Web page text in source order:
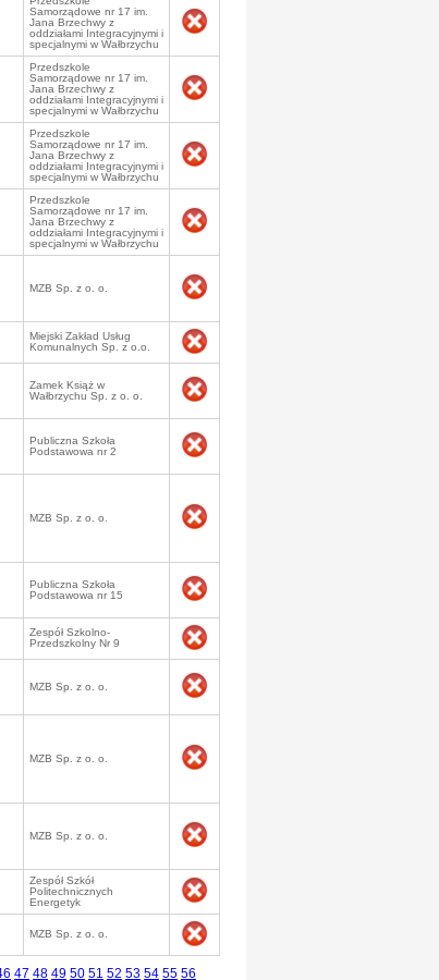
Samorządowe nr 17 im.
Jana Brzechwy z
oddziałami Integracyjnymi i
specjalnymi w Wałbrzychu
Przedszkole
Samorządowe nr 17 im.
Jana Brzechwy z
oddziałami Integracyjnymi i
specjalnymi w Wałbrzychu
Przedszkole
Samorządowe nr 17 im.
Jana Brzechwy z
oddziałami Integracyjnymi i
specjalnymi w Wałbrzychu
Przedszkole
Samorządowe nr 17 im.
Jana Brzechwy z
oddziałami Integracyjnymi i
specjalnymi w Wałbrzychu
MZB Sp. z o. o.
Miejski Zakład Usług
Komunalnych Sp. z o.o.
Zamek Książ w
Wałbrzychu Sp. z o. o.
Publiczna Szkoła
Podstawowa nr 2
MZB Sp. z o. o.
Publiczna Szkoła
Podstawowa nr 15
Zespół Szkolno-
Przedszkolny Nr 9
MZB Sp. z o. o.
MZB Sp. z o. o.
MZB Sp. z o. o.
Zespół Szkół
Politechnicznych
Energetyk
MZB Sp. z o. o.
47 48 49 50 51 52 53 54 55 56